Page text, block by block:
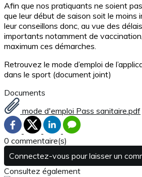
Afin que nos pratiquants ne soient
que leur début de saison soit le moins
leur conseillons donc, au vue des
importants notamment de vaccination,
maximum ces démarches.
Retrouvez le mode d’emploi de
dans le sport (document joint)
Documents
mode d'emploi Pass sanitaire.pdf
0 commentaire(s)
Connectez-vous pour laisser un
Consultez également